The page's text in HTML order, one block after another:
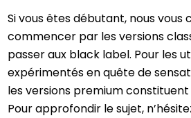
Si vous êtes débutant, nous vous
commencer par les versions
passer aux black label. Pour les
expérimentés en quête de
les versions premium
Pour approfondir le sujet,